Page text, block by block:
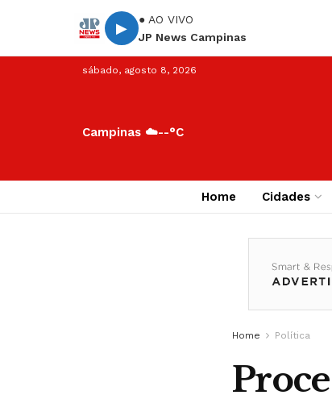
▶
● AO VIVO
JP News Campinas
sábado, agosto 8, 2026
Campinas ☁️--°C
Home Cidades
Home Política